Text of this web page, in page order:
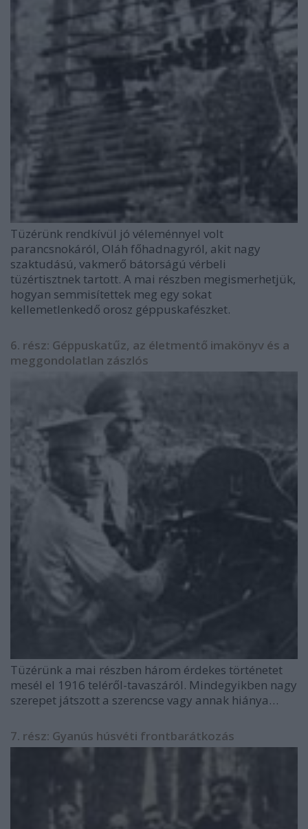
Tüzérünk rendkívül jó véleménnyel volt
parancsnokáról, Oláh főhadnagyról, akit nagy
szaktudású, vakmerő bátorságú vérbeli
tüzértisztnek tartott. A mai részben megismerhetjük,
hogyan semmisítettek meg egy sokat
kellemetlenkedő orosz géppuskafészket.
6. rész: Géppuskatűz, az életmentő imakönyv és a
meggondolatlan zászlós
Tüzérünk a mai részben három érdekes történetet
mesél el 1916 teléről-tavaszáról. Mindegyikben nagy
szerepet játszott a szerencse vagy annak hiánya…
7. rész: Gyanús húsvéti frontbarátkozás